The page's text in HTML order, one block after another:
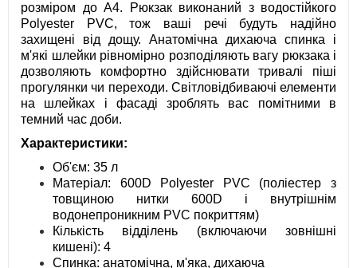
розміром до A4. Рюкзак виконаний з водостійкого
Polyester PVC, тож ваші речі будуть надійно
захищені від дощу. Анатомічна дихаюча спинка і
м'які шлейки рівномірно розподіляють вагу рюкзака і
дозволяють комфортно здійснювати тривалі піші
прогулянки чи переходи. Світловідбиваючі елементи
на шлейках і фасаді зроблять вас помітними в
темний час доби.
Характеристики:
Об'єм: 35 л
Матеріал: 600D Polyester PVC (поліестер з
товщиною нитки 600D і внутрішнім
водонепроникним PVC покриттям)
Кількість відділень (включаючи зовнішні
кишені): 4
Спинка: анатомічна, м'яка, дихаюча